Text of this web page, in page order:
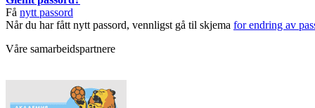
Få nytt passord
Når du har fått nytt passord, vennligst gå til skjema for endring av
Våre samarbeidspartnere